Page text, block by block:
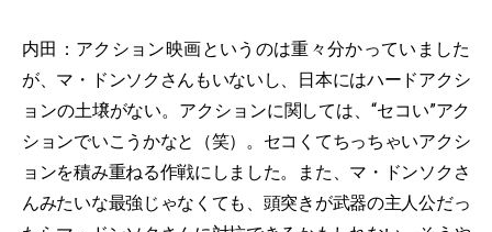
内田：アクション映画というのは重々分かっていました
が、マ・ドンソクさんもいないし、日本にはハードアクシ
ョンの土壌がない。アクションに関しては、“セコい”アク
ションでいこうかなと（笑）。セコくてちっちゃいアクシ
ョンを積み重ねる作戦にしました。また、マ・ドンソクさ
んみたいな最強じゃなくても、頭突きが武器の主人公だっ